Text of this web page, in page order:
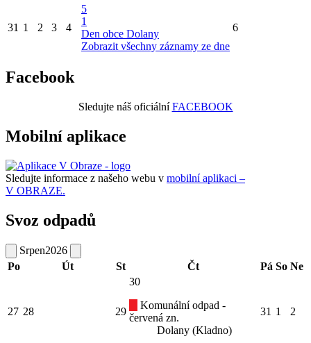
31 1 2 3 4
5
1
Den obce Dolany
Zobrazit všechny záznamy ze dne
6
Facebook
Sledujte náš oficiálníFACEBOOK
Mobilní aplikace
Sledujte informace z našeho webu v mobilní aplikaci –
V OBRAZE.
Svoz odpadů
Srpen2026
Po
Út St Čt Pá So Ne
27 28 29
30
Komunální odpad -
červená zn.
Dolany (Kladno)
31 1 2